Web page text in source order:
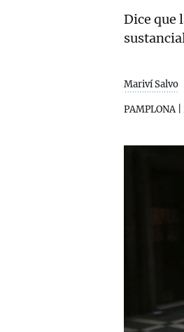
Dice que
Mariví Salvo
PAMPLONA|